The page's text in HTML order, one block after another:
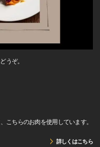
うぞ。
こちらのお肉を使用しています。
詳しくはこちら